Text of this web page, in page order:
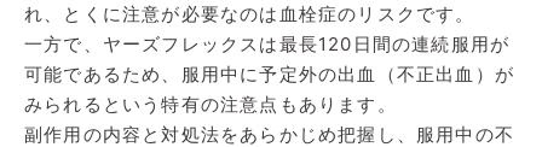
れ、とくに注意が必要なのは血栓症のリスクです。
一方で、ヤーズフレックスは最長120日間の連続服用が
可能であるため、服用中に予定外の出血（不正出血）が
みられるという特有の注意点もあります。
副作用の内容と対処法をあらかじめ把握し、服用中の不